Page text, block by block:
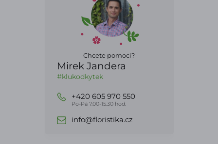
Chcete pomoci?
Mirek Jandera
#klukodkytek
+420 605 970 550
Po-Pá 7.00-15.30 hod.
info@floristika.cz